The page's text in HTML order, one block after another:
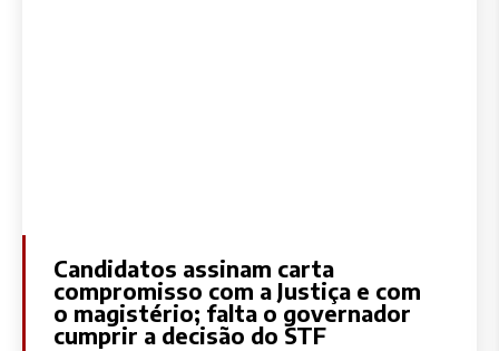
Candidatos assinam carta
compromisso com a Justiça e com
o magistério; falta o governador
cumprir a decisão do STF